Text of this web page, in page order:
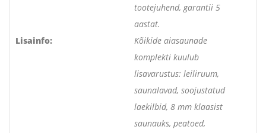
Lisainfo:
tootejuhend, garantii 5
aastat.
Kõikide aiasaunade
komplekti kuulub
lisavarustus: leiliruum,
saunalavad, soojustatud
laekilbid, 8 mm klaasist
saunauks, peatoed,